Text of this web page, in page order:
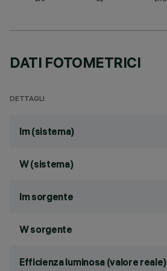
DATI FOTOMETRICI
DETTAGLI
lm (sistema)
W (sistema)
lm sorgente
W sorgente
Efficienza luminosa (valore reale)